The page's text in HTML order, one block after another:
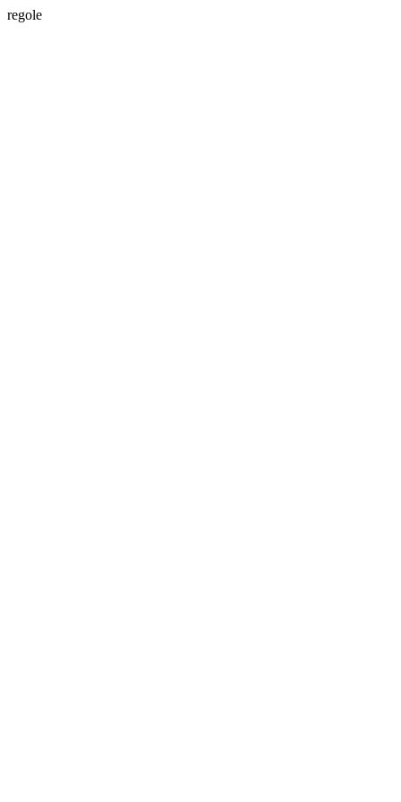
regole